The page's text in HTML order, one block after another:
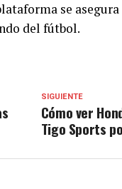
se
del fútbol.
SIGUIENTE
Cómo ver
Tigo Sports